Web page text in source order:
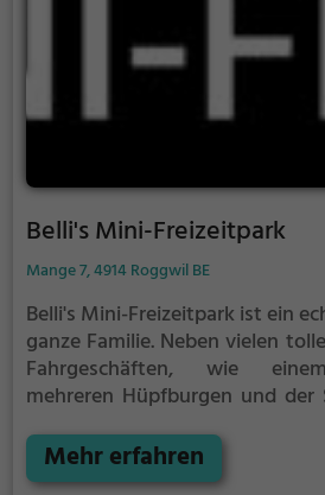
Belli's Mini-Freizeitpark
Mange 7, 4914 Roggwil BE
Belli's Mini-Freizeitpark ist ein
ganze Familie. Neben vielen
Fahrgeschäften, wie
mehreren Hüpfburgen und der
Spielplatz, einen Streichelzoo
mit Ponyreiten.
Mehr erfahren